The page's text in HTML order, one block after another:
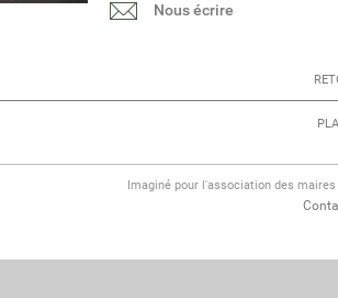
Nous écrire
Imaginé pour l'association des